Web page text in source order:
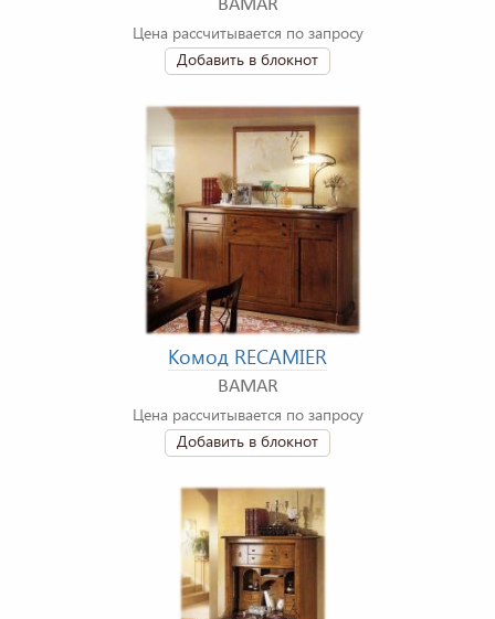
BAMAR
Цена рассчитывается по запросу
Добавить в блокнот
Комод RECAMIER
BAMAR
Цена рассчитывается по запросу
Добавить в блокнот